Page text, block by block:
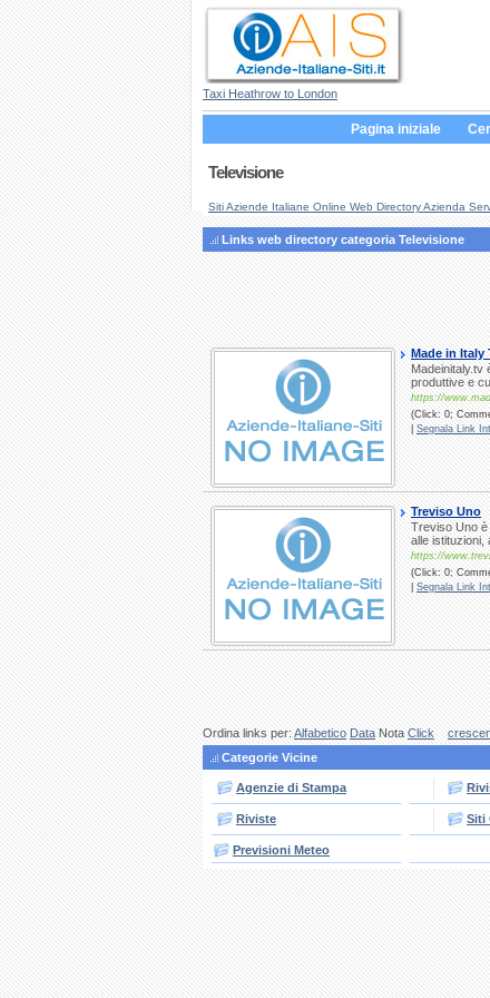
Taxi Heathrow to London
Pagina iniziale
Televisione
Siti Aziende Italiane Online Web Directory Azienda
Links web directory categoria Televisione
Made in Italy
Madeinitaly.tv
produttive e
https://
(Click: 0;
|Segnala Link
Treviso Uno
Treviso Uno è
alle istituzioni,
https://
(Click: 0;
|Segnala Link
Ordina links per:Alfabetico DataNotaClick
Categorie Vicine
Agenzie di Stampa
Riviste Siti
Previsioni Meteo